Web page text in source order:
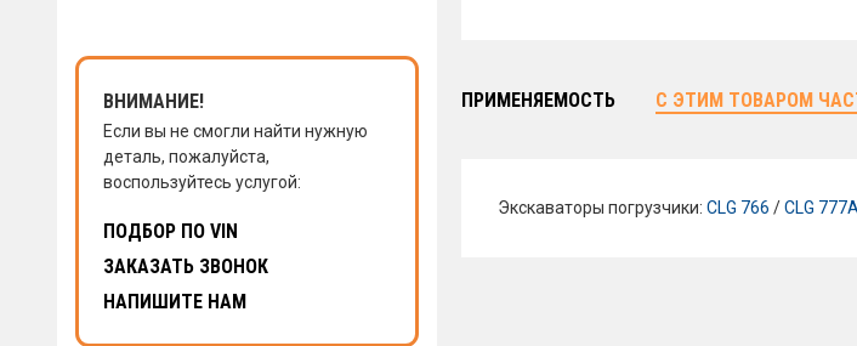
ЗАКАЗАТЬ ЗВОНОК
ВНИМАНИЕ!
Если вы не смогли найти нужную
деталь, пожалуйста,
воспользуйтесь услугой:
ПОДБОР ПО VIN
ЗАКАЗАТЬ ЗВОНОК
НАПИШИТЕ НАМ
ПРИМЕНЯЕМОСТЬ С ЭТИМ ТОВАРОМ
Экскаваторы погрузчики: CLG 766 /CLG 777A